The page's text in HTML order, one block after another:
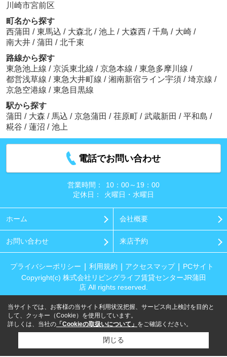
川崎市宮前区
町名から探す
西蒲田 / 東馬込 / 大森北 / 池上 / 大森西 / 千鳥 / 大崎 /
南大井 / 蒲田 / 北千束
路線から探す
東急池上線 / 京浜東北線 / 京急本線 / 東急多摩川線 /
都営浅草線 / 東急大井町線 / 湘南新宿ライン宇須 / 埼京線 /
京急空港線 / 東急目黒線
駅から探す
蒲田 / 大森 / 馬込 / 京急蒲田 / 荏原町 / 武蔵新田 / 平和島 /
糀谷 / 蓮沼 / 池上
電話でお問い合わせ
営業時間：
10：00～19：00
定休日：
火曜日・水曜日
ホーム 会社概要
お問い合わせ 来店予約
プライバシーポリシー 利用規約 アクセスマップ
PCサイト
Copyright(c) 株式会社リビングライフ賃貸センターJR蒲田
店 All rights reserved.
当サイトでは、お客様の当サイト利用状況把握、サービス向上検討を目的と
して、クッキー（Cookie）を使用しています。
詳しくは、当社の 「Cookieの取扱いについて」 をご確認ください。
閉じる